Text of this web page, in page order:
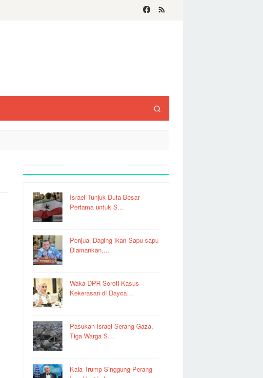
Israel Tunjuk Duta Besar
Pertama untuk S…
Penjual Daging Ikan Sapu-sapu
Diamankan,…
Waka DPR Soroti Kasus
Kekerasan di Dayca…
Pasukan Israel Serang Gaza,
Tiga Warga S…
Kala Trump Singgung Perang